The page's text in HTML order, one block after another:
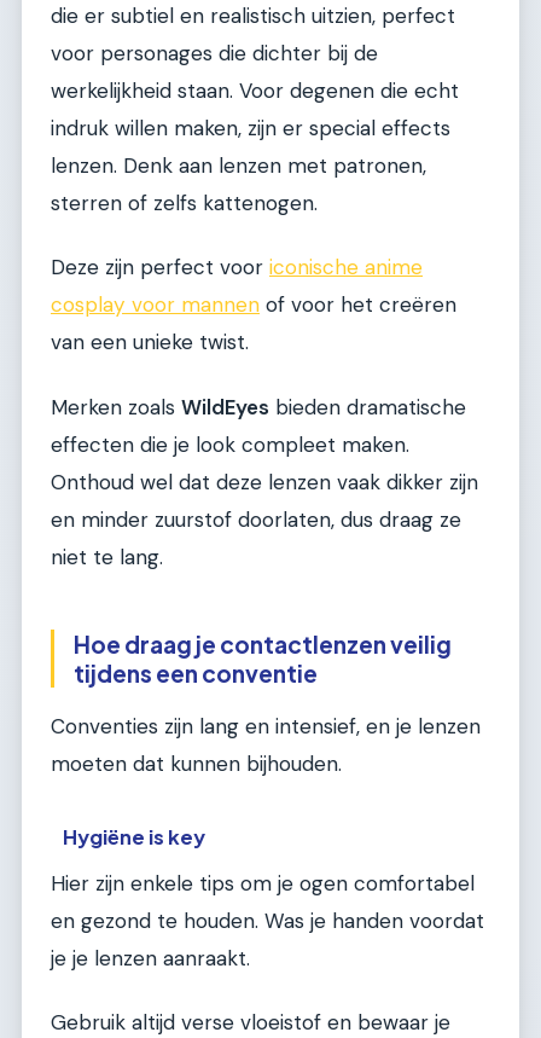
die er subtiel en realistisch uitzien, perfect
voor personages die dichter bij de
werkelijkheid staan. Voor degenen die echt
indruk willen maken, zijn er special effects
lenzen. Denk aan lenzen met patronen,
sterren of zelfs kattenogen.
Deze zijn perfect voor iconische anime
cosplay voor mannen of voor het creëren
van een unieke twist.
Merken zoals WildEyes bieden dramatische
effecten die je look compleet maken.
Onthoud wel dat deze lenzen vaak dikker zijn
en minder zuurstof doorlaten, dus draag ze
niet te lang.
Hoe draag je contactlenzen veilig
tijdens een conventie
Conventies zijn lang en intensief, en je lenzen
moeten dat kunnen bijhouden.
Hygiëne is key
Hier zijn enkele tips om je ogen comfortabel
en gezond te houden. Was je handen voordat
je je lenzen aanraakt.
Gebruik altijd verse vloeistof en bewaar je